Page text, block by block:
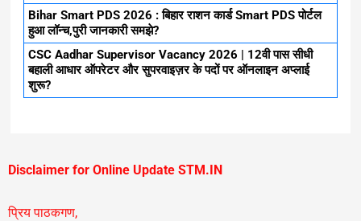
Bihar Smart PDS 2026 : बिहार राशन कार्ड Smart PDS पोर्टल
हुआ लॉन्च,पुरी जानकारी समझे?
CSC Aadhar Supervisor Vacancy 2026 | 12वी पास सीधी
बहाली आधार ऑपरेटर और सुपरवाइज़र के पदों पर ऑनलाइन अप्लाई
शुरू?
Disclaimer for Online Update STM.IN
प्रिय पाठकगण,